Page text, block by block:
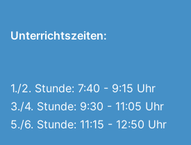
Unterrichtszeiten:
1./2. Stunde: 7:40 - 9:15 Uhr
3./4. Stunde: 9:30 - 11:05 Uhr
5./6. Stunde: 11:15 - 12:50 Uhr